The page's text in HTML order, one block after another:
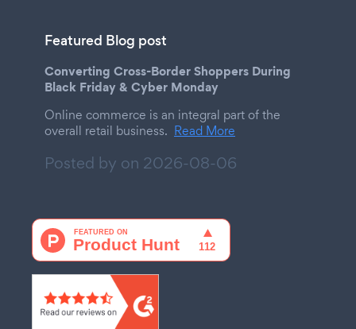
Featured Blog post
Converting Cross-Border Shoppers During
Black Friday & Cyber Monday
Online commerce is an integral part of the
overall retail business. Read More
Posted by on 2026-08-06